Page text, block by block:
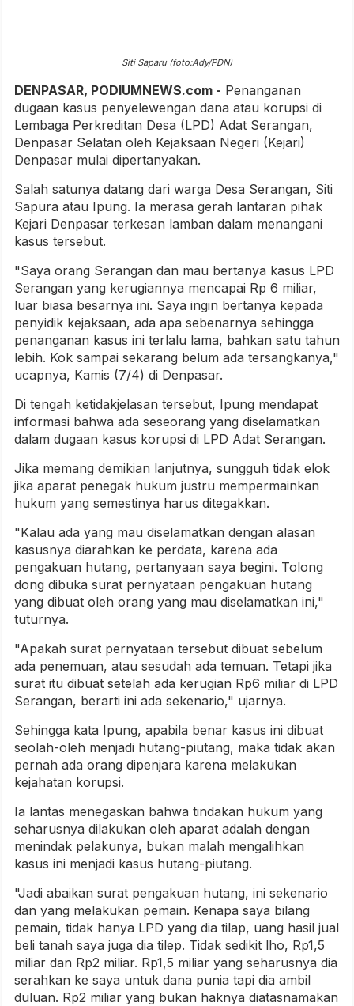
Siti Saparu (foto:Ady/PDN)
DENPASAR, PODIUMNEWS.com - Penanganan
dugaan kasus penyelewengan dana atau korupsi di
Lembaga Perkreditan Desa (LPD) Adat Serangan,
Denpasar Selatan oleh Kejaksaan Negeri (Kejari)
Denpasar mulai dipertanyakan.
Salah satunya datang dari warga Desa Serangan, Siti
Sapura atau Ipung. Ia merasa gerah lantaran pihak
Kejari Denpasar terkesan lamban dalam menangani
kasus tersebut.
"Saya orang Serangan dan mau bertanya kasus LPD
Serangan yang kerugiannya mencapai Rp 6 miliar,
luar biasa besarnya ini. Saya ingin bertanya kepada
penyidik kejaksaan, ada apa sebenarnya sehingga
penanganan kasus ini terlalu lama, bahkan satu tahun
lebih. Kok sampai sekarang belum ada tersangkanya,"
ucapnya, Kamis (7/4) di Denpasar.
Di tengah ketidakjelasan tersebut, Ipung mendapat
informasi bahwa ada seseorang yang diselamatkan
dalam dugaan kasus korupsi di LPD Adat Serangan.
Jika memang demikian lanjutnya, sungguh tidak elok
jika aparat penegak hukum justru mempermainkan
hukum yang semestinya harus ditegakkan.
"Kalau ada yang mau diselamatkan dengan alasan
kasusnya diarahkan ke perdata, karena ada
pengakuan hutang, pertanyaan saya begini. Tolong
dong dibuka surat pernyataan pengakuan hutang
yang dibuat oleh orang yang mau diselamatkan ini,"
tuturnya.
"Apakah surat pernyataan tersebut dibuat sebelum
ada penemuan, atau sesudah ada temuan. Tetapi jika
surat itu dibuat setelah ada kerugian Rp6 miliar di LPD
Serangan, berarti ini ada sekenario," ujarnya.
Sehingga kata Ipung, apabila benar kasus ini dibuat
seolah-oleh menjadi hutang-piutang, maka tidak akan
pernah ada orang dipenjara karena melakukan
kejahatan korupsi.
Ia lantas menegaskan bahwa tindakan hukum yang
seharusnya dilakukan oleh aparat adalah dengan
menindak pelakunya, bukan malah mengalihkan
kasus ini menjadi kasus hutang-piutang.
"Jadi abaikan surat pengakuan hutang, ini sekenario
dan yang melakukan pemain. Kenapa saya bilang
pemain, tidak hanya LPD yang dia tilap, uang hasil jual
beli tanah saya juga dia tilep. Tidak sedikit lho, Rp1,5
miliar dan Rp2 miliar. Rp1,5 miliar yang seharusnya dia
serahkan ke saya untuk dana punia tapi dia ambil
duluan. Rp2 miliar yang bukan haknya diatasnamakan